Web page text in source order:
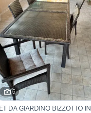
6
DA GIARDINO BIZZOTTO IN